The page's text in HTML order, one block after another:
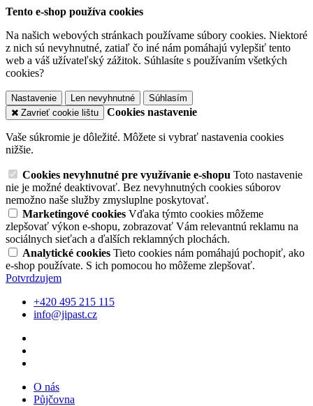
Tento e-shop používa cookies
Na našich webových stránkach používame súbory cookies. Niektoré
z nich sú nevyhnutné, zatiaľ čo iné nám pomáhajú vylepšiť tento
web a váš užívateľský zážitok. Súhlasíte s používaním všetkých
cookies?
Nastavenie Len nevyhnutné
Súhlasím
Zavrieť cookie lištu
Cookies nastavenie
Vaše súkromie je dôležité. Môžete si vybrať nastavenia cookies
nižšie.
Cookies nevyhnutné pre využívanie e-shopu Toto nastavenie
nie je možné deaktivovať. Bez nevyhnutných cookies súborov
nemožno naše služby zmysluplne poskytovať.
Marketingové cookies Vďaka týmto cookies môžeme
zlepšovať výkon e-shopu, zobrazovať Vám relevantnú reklamu na
sociálnych sieťach a ďalších reklamných plochách.
Analytické cookies Tieto cookies nám pomáhajú pochopiť, ako
e-shop používate. S ich pomocou ho môžeme zlepšovať.
Potvrdzujem
+420 495 215 115
info@jipast.cz
O nás
Půjčovna